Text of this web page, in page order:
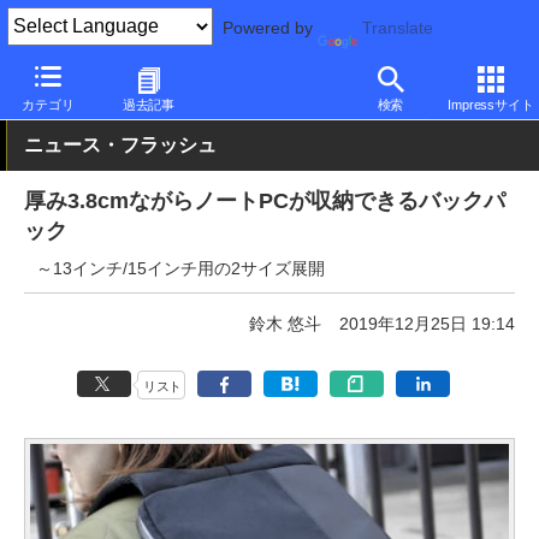
Powered by Translate
カテゴリ 過去記事 検索 Impressサイト
PC Watch 半導体/周辺機器 その他
ニュース・フラッシュ
厚み3.8cmながらノートPCが収納できるバックパ
ック
～13インチ/15インチ用の2サイズ展開
鈴木 悠斗 2019年12月25日 19:14
リスト